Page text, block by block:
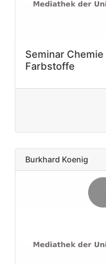
Seminar
Farbstoffe
Burkhard Koenig